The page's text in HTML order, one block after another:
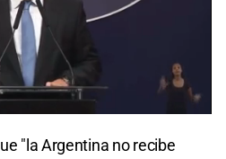
"la Argentina no recibe